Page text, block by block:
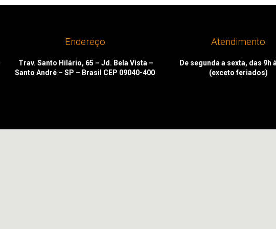
Endereço
Trav. Santo Hilário, 65 – Jd. Bela Vista –
Santo André – SP – Brasil CEP 09040-400
Atendimento
De segunda a sexta, das 9h
(exceto feriados)